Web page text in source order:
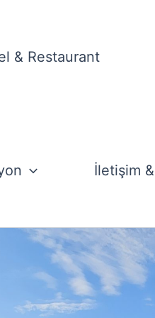
& Restaurant
İletişim
ana binada, hepsi